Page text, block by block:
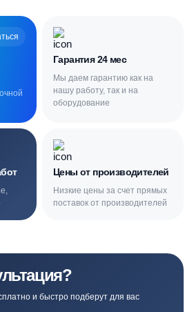
Гарантия 24 мес
Мы даем гарантию как на
нашу работу, так и на
оборудование
Цены от производителей
Низкие цены за счет прямых
поставок от производителей
и быстро подберут для вас